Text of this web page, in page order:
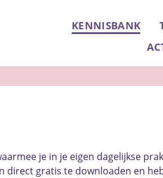
KENNISBANK
je in je eigen dagelijkse
direct gratis te downloaden en